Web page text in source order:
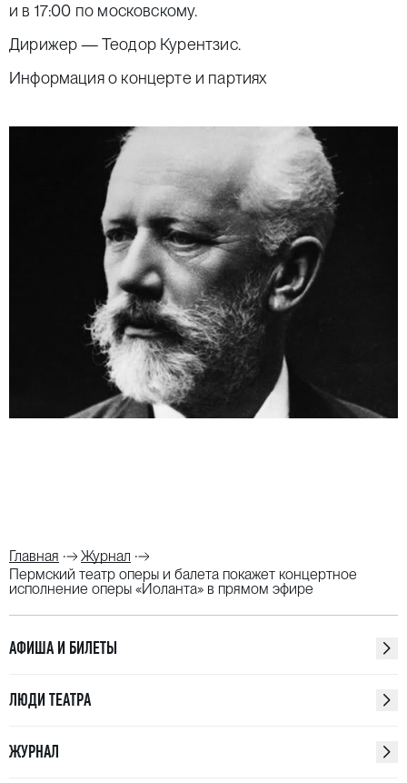
и в 17:00 по московскому.
Дирижер —Теодор Курентзис.
Информация о концерте и партиях
Главная
Журнал
Пермский театр оперы и балета покажет концертное
исполнение оперы «Иоланта» в прямом эфире
АФИША И БИЛЕТЫ
ЛЮДИ ТЕАТРА
ЖУРНАЛ